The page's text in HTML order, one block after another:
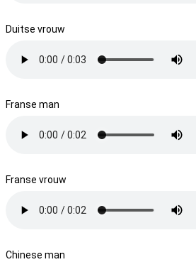
Duitse vrouw
Franse man
Franse vrouw
Chinese man